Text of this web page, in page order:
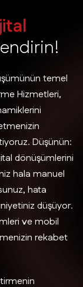
ital
endirin!
temel
Hizmetleri,
Düşünün:
dönüşümlerini
hala manuel
hata
düşüyor.
ve mobil
rekabet